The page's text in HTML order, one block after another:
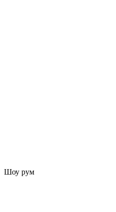
Шоу рум